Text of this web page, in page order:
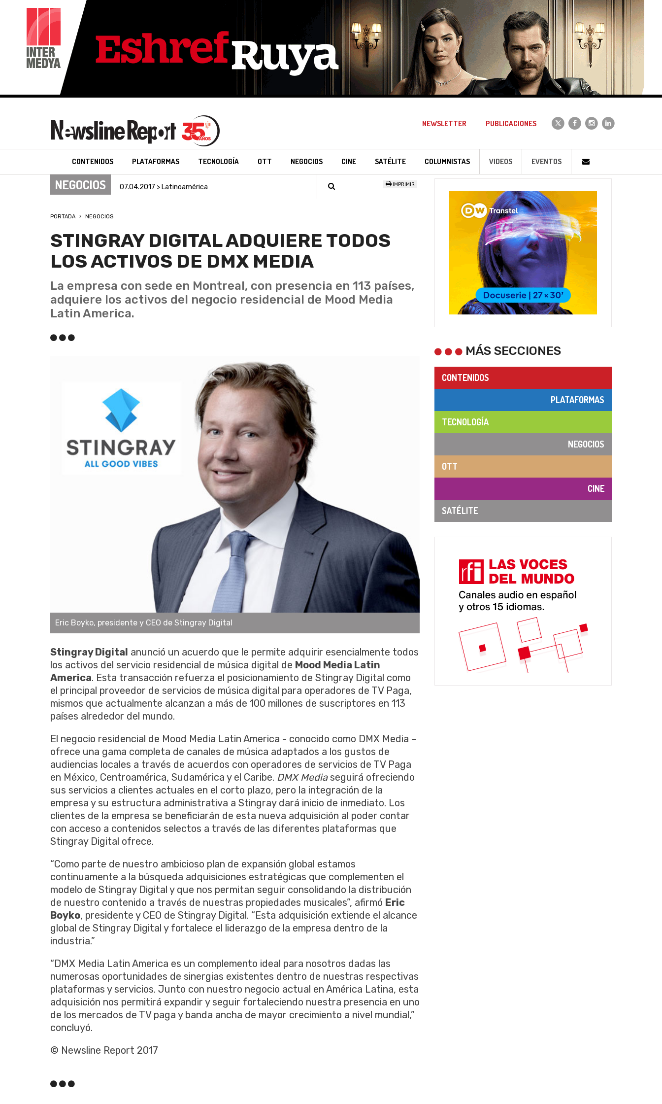
NEWSLETTER PUBLICACIONES
CONTENIDOS PLATAFORMAS TECNOLOGÍA OTT NEGOCIOS CINE SATÉLITE COLUMNISTAS VIDEOS EVENTOS
NEGOCIOS 07.04.2017 > Latinoamérica IMPRIMIR
PORTADA NEGOCIOS
STINGRAY DIGITAL ADQUIERE TODOS
LOS ACTIVOS DE DMX MEDIA
La empresa con sede en Montreal, con presencia en 113 países,
adquiere los activos del negocio residencial de Mood Media
Latin America.
Eric Boyko, presidente y CEO de Stingray Digital
Stingray Digital anunció un acuerdo que le permite adquirir esencialmente todos
los activos del servicio residencial de música digital de Mood Media Latin
America. Esta transacción refuerza el posicionamiento de Stingray Digital como
el principal proveedor de servicios de música digital para operadores de TV Paga,
mismos que actualmente alcanzan a más de 100 millones de suscriptores en 113
países alrededor del mundo.
El negocio residencial de Mood Media Latin America - conocido como DMX Media –
ofrece una gama completa de canales de música adaptados a los gustos de
audiencias locales a través de acuerdos con operadores de servicios de TV Paga
en México, Centroamérica, Sudamérica y el Caribe. DMX Mediaseguirá ofreciendo
sus servicios a clientes actuales en el corto plazo, pero la integración de la
empresa y su estructura administrativa a Stingray dará inicio de inmediato. Los
clientes de la empresa se beneficiarán de esta nueva adquisición al poder contar
con acceso a contenidos selectos a través de las diferentes plataformas que
Stingray Digital ofrece.
“Como parte de nuestro ambicioso plan de expansión global estamos
continuamente a la búsqueda adquisiciones estratégicas que complementen el
modelo de Stingray Digital y que nos permitan seguir consolidando la distribución
de nuestro contenido a través de nuestras propiedades musicales”, afirmó Eric
Boyko, presidente y CEO de Stingray Digital. “Esta adquisición extiende el alcance
global de Stingray Digital y fortalece el liderazgo de la empresa dentro de la
industria.”
“DMX Media Latin America es un complemento ideal para nosotros dadas las
numerosas oportunidades de sinergias existentes dentro de nuestras respectivas
plataformas y servicios. Junto con nuestro negocio actual en América Latina, esta
adquisición nos permitirá expandir y seguir fortaleciendo nuestra presencia en uno
de los mercados de TV paga y banda ancha de mayor crecimiento a nivel mundial,”
concluyó.
© Newsline Report 2017
MÁS SECCIONES
CONTENIDOS
PLATAFORMAS
TECNOLOGÍA
NEGOCIOS
OTT
CINE
SATÉLITE